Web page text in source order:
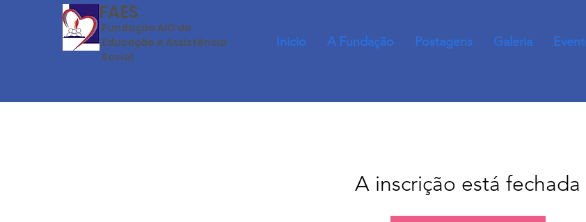
Inicio A Fundação Postagens Galeria
FAES
Fundação AIO de
Educação e Assistência
Social
A inscrição está fechada